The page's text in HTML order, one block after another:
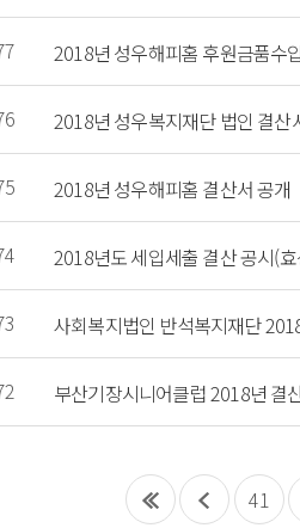
2018년 성우해피홈 후원금품수
2018년 성우복지재단 법인 결
2018년 성우해피홈 결산서 공개
2018년도 세입세출 결산 공시(
사회복지법인 반석복지재단
부산기장시니어클럽 2018년 결
41